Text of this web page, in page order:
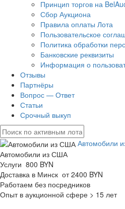
Принцип торгов на
Сбор Аукциона
Правила оплаты Лота
Пользовательское
Политика обработки
Банковские реквизиты
Информация о
Отзывы
Партнёры
Вопрос — Ответ
Статьи
Срочный выкуп
Автомобили
Автомобили из США
Услуги 800 BYN
Доставка в Минск от 2400 BYN
Работаем без посредников
Опыт в аукционной сфере > 15 лет